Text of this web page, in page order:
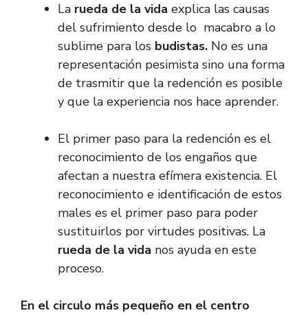
La rueda de la vida explica las causas
del sufrimiento desde lo macabro a lo
sublime para los budistas. No es una
representación pesimista sino una forma
de trasmitir que la redención es posible
y que la experiencia nos hace aprender.
El primer paso para la redención es el
reconocimiento de los engaños que
afectan a nuestra efímera existencia. El
reconocimiento e identificación de estos
males es el primer paso para poder
sustituirlos por virtudes positivas. La
rueda de la vida nos ayuda en este
proceso.
En el circulo más pequeño en el centro